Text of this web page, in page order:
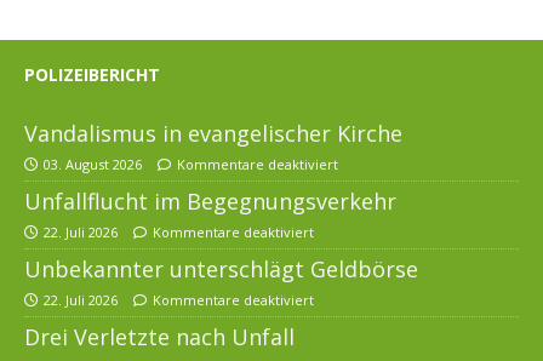
POLIZEIBERICHT
Vandalismus in evangelischer Kirche
03. August 2026 Kommentare deaktiviert
Unfallflucht im Begegnungsverkehr
22. Juli 2026 Kommentare deaktiviert
Unbekannter unterschlägt Geldbörse
22. Juli 2026 Kommentare deaktiviert
Drei Verletzte nach Unfall